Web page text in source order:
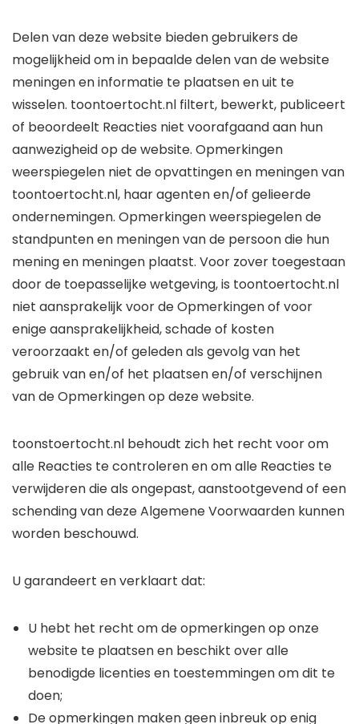
Delen van deze website bieden gebruikers de
mogelijkheid om in bepaalde delen van de website
meningen en informatie te plaatsen en uit te
wisselen. toontoertocht.nl filtert, bewerkt, publiceert
of beoordeelt Reacties niet voorafgaand aan hun
aanwezigheid op de website. Opmerkingen
weerspiegelen niet de opvattingen en meningen van
toontoertocht.nl, haar agenten en/of gelieerde
ondernemingen. Opmerkingen weerspiegelen de
standpunten en meningen van de persoon die hun
mening en meningen plaatst. Voor zover toegestaan
​​door de toepasselijke wetgeving, is toontoertocht.nl
niet aansprakelijk voor de Opmerkingen of voor
enige aansprakelijkheid, schade of kosten
veroorzaakt en/of geleden als gevolg van het
gebruik van en/of het plaatsen en/of verschijnen
van de Opmerkingen op deze website.
toonstoertocht.nl behoudt zich het recht voor om
alle Reacties te controleren en om alle Reacties te
verwijderen die als ongepast, aanstootgevend of een
schending van deze Algemene Voorwaarden kunnen
worden beschouwd.
U garandeert en verklaart dat:
U hebt het recht om de opmerkingen op onze
website te plaatsen en beschikt over alle
benodigde licenties en toestemmingen om dit te
doen;
De opmerkingen maken geen inbreuk op enig